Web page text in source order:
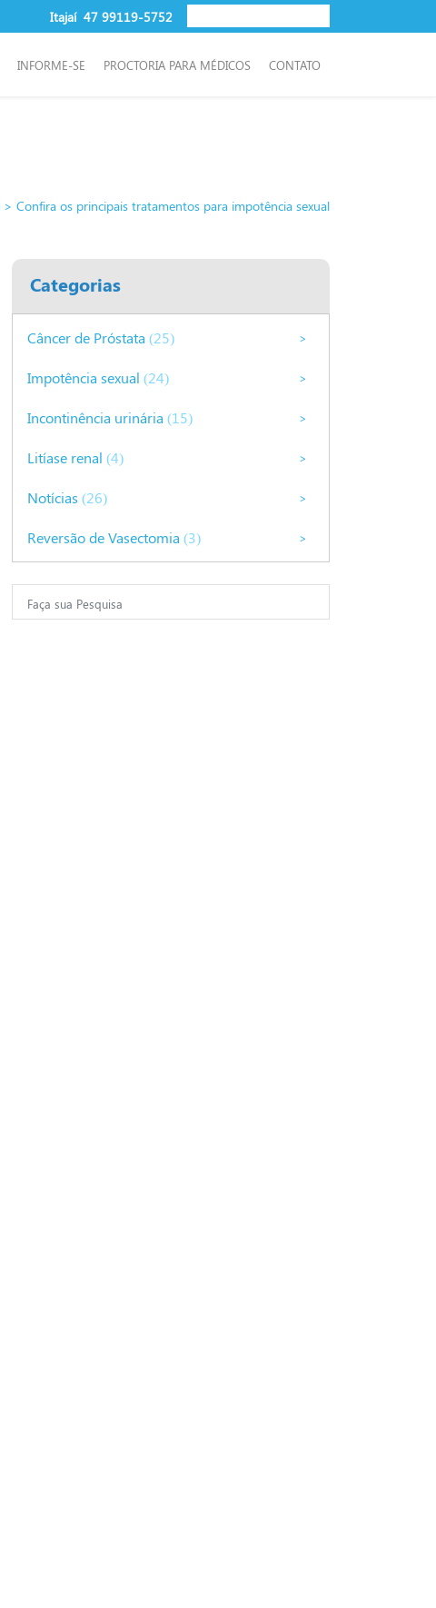
INFORME-SE PROCTORIA PARA MÉDICOS CONTATO
Itajaí 47 99119-5752
> Confira os principais tratamentos para impotência sexual
Categorias
Câncer de Próstata (25) >
Impotência sexual (24) >
Incontinência urinária (15) >
Litíase renal (4) >
Notícias (26) >
Reversão de Vasectomia (3) >